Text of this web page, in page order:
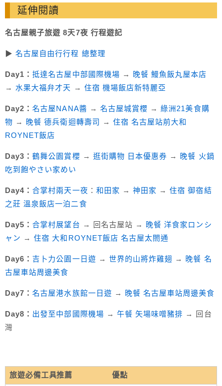
延伸閱讀
名古屋親子旅遊 8天7夜 行程遊記
▶︎名古屋自由行行程 總整理
Day1：抵達名古屋中部國際機場 →
晚餐 鰻魚飯丸屋本店
→ 水果大福弁才天 → 住宿 機場飯店新特麗亞
Day2：名古屋NANA醬 → 名古屋城賞櫻 →綠洲21美食購
物 → 晚餐 德兵衛迴轉壽司 → 住宿 名古屋站前大和
ROYNET飯店
Day3：鶴舞公園賞櫻 → 逛街購物 日本優惠券 → 晚餐 火鍋
吃到飽やさい家めい
Day4：合掌村兩天一夜 ： 和田家 → 神田家 →住宿 御宿結
之莊 溫泉飯店一泊二食
Day5：合掌村展望台 → 回名古屋站 →
晚餐 洋食家ロンシ
ャン →住宿 大和ROYNET飯店 名古屋太閤通
Day6： 吉卜力公園一日遊 → 世界的山將炸雞翅 → 晚餐 名
古屋車站周邊美食
Day7：名古屋港水族館一日遊 → 晚餐 名古屋車站周邊美食
Day8： 出發至中部國際機場 → 午餐 矢場味噌豬排 → 回台
灣
旅遊必備工具推薦 優點